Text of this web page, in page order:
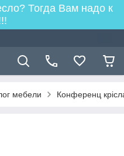
Тогда Вам надо к
мебели Конференц